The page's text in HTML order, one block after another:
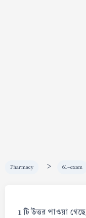
Pharmacy > 61-exam
1 টি উত্তর পাওয়া গেছে